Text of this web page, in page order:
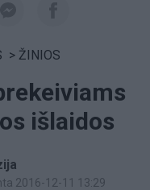
> ŽINIOS
išlaidos
2016-12-11 13:29